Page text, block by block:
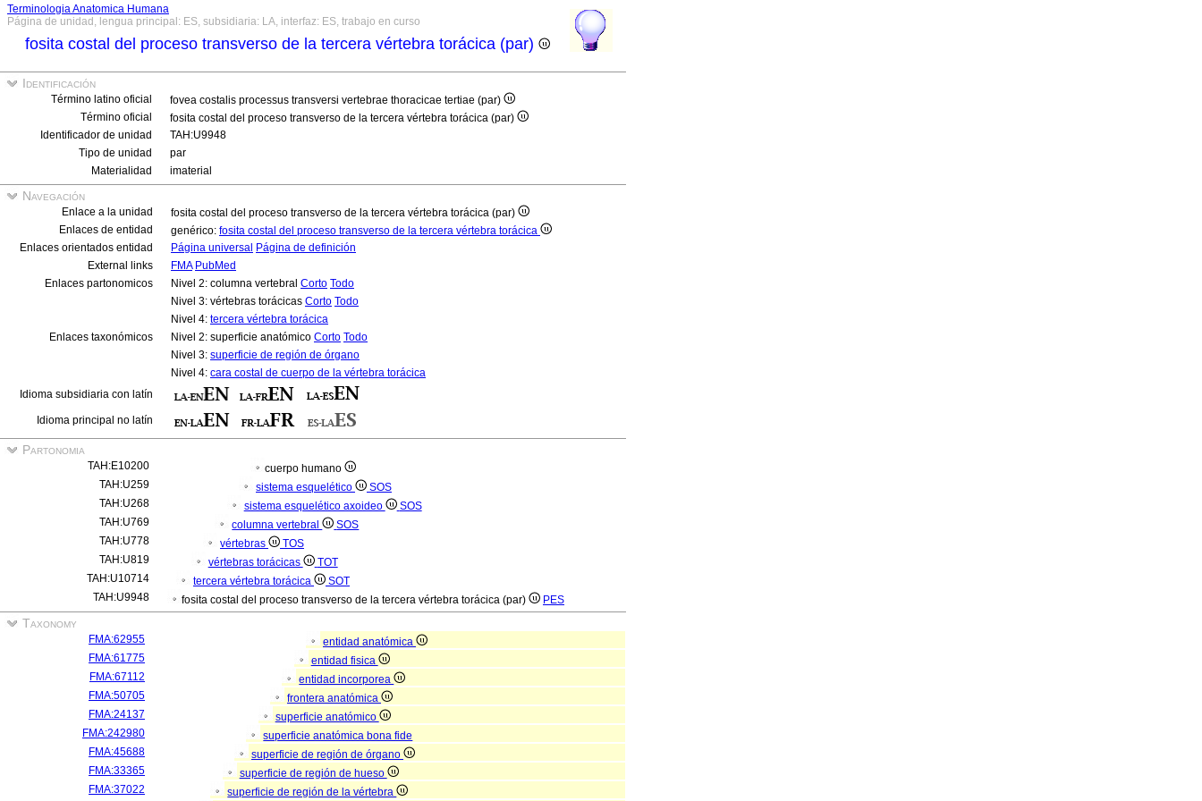
Terminologia Anatomica Humana
Página de unidad, lengua principal: ES, subsidiaria: LA, interfaz: ES, trabajo en curso
fosita costal del proceso transverso de la tercera vértebra torácica (par)
Identificación
Término latino oficial
fovea costalis processus transversi vertebrae thoracicae tertiae (par)
Término oficial
fosita costal del proceso transverso de la tercera vértebra torácica (par)
Identificador de unidad
TAH:U9948
Tipo de unidad
par
Materialidad
imaterial
Navegación
Enlace a la unidad
fosita costal del proceso transverso de la tercera vértebra torácica (par)
Enlaces de entidad
genérico: fosita costal del proceso transverso de la tercera vértebra torácica
Enlaces orientados entidad
Página universal Página de definición
External links
FMA PubMed
Enlaces partonomicos
Nivel 2: columna vertebral Corto Todo
Nivel 3: vértebras torácicas Corto Todo
Nivel 4: tercera vértebra torácica
Enlaces taxonómicos
Nivel 2: superficie anatómico Corto Todo
Nivel 3: superficie de región de órgano
Nivel 4: cara costal de cuerpo de la vértebra torácica
Idioma subsidiaria con latín
Idioma principal no latín
Partonomia
TAH:E10200
cuerpo humano
TAH:U259
sistema esquelético
SOS
TAH:U268
sistema esquelético axoideo
SOS
TAH:U769
columna vertebral
SOS
TAH:U778
vértebras
TOS
TAH:U819
vértebras torácicas
TOT
TAH:U10714
tercera vértebra torácica
SOT
TAH:U9948
fosita costal del proceso transverso de la tercera vértebra torácica (par) PES
Taxonomy
FMA:62955
entidad anatómica
FMA:61775
entidad fisica
FMA:67112
entidad incorporea
FMA:50705
frontera anatómica
FMA:24137
superficie anatómico
FMA:242980
superficie anatómica bona fide
FMA:45688
superficie de región de órgano
FMA:33365
superficie de región de hueso
FMA:37022
superficie de región de la vértebra